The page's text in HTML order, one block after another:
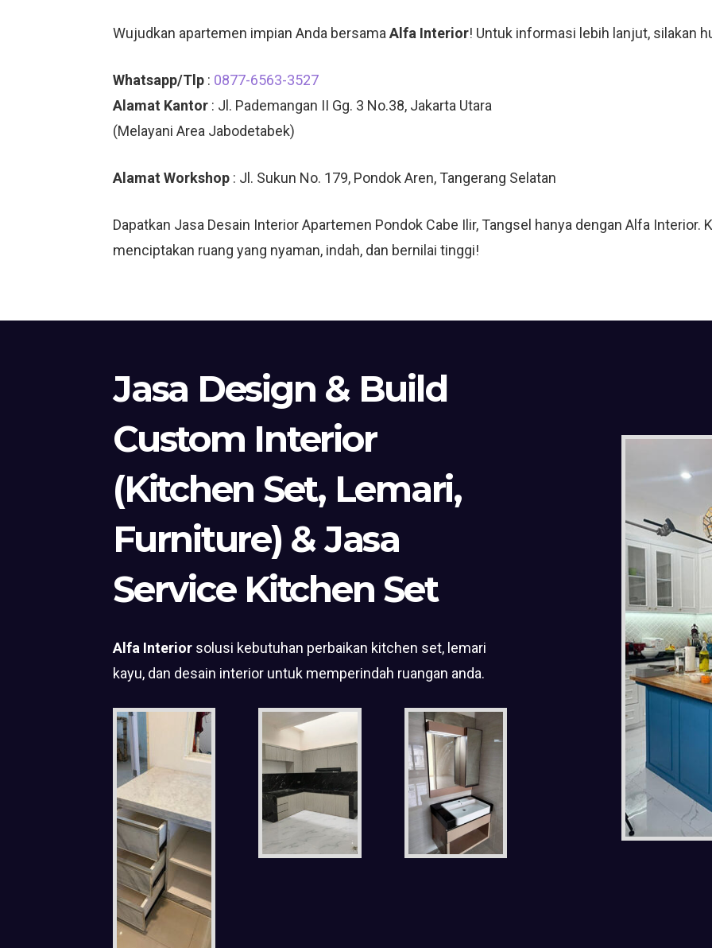
Wujudkan apartemen impian Anda bersama Alfa Interior! Untuk informasi lebih lanjut, silakan
Whatsapp/Tlp : 0877-6563-3527
Alamat Kantor : Jl. Pademangan II Gg. 3 No.38, Jakarta Utara
(Melayani Area Jabodetabek)
Alamat Workshop : Jl. Sukun No. 179, Pondok Aren, Tangerang Selatan
Dapatkan Jasa Desain Interior Apartemen Pondok Cabe Ilir, Tangsel hanya dengan Alfa Interior.
menciptakan ruang yang nyaman, indah, dan bernilai tinggi!
Jasa Design & Build
Custom Interior
(Kitchen Set, Lemari,
Furniture) & Jasa
Service Kitchen Set
Alfa Interior solusi kebutuhan perbaikan kitchen set, lemari
kayu, dan desain interior untuk memperindah ruangan anda.